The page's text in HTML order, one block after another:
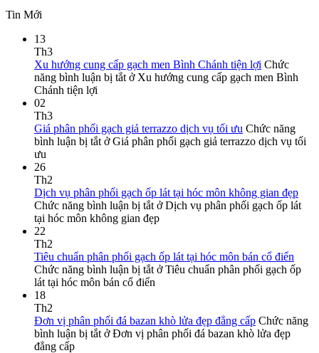
Tin Mới
13
Th3
Xu hướng cung cấp gạch men Bình Chánh tiện lợi Chức
năng bình luận bị tắt ở Xu hướng cung cấp gạch men Bình
Chánh tiện lợi
02
Th3
Giá phân phối gạch giả terrazzo dịch vụ tối ưu Chức năng
bình luận bị tắt ở Giá phân phối gạch giả terrazzo dịch vụ tối
ưu
26
Th2
Dịch vụ phân phối gạch ốp lát tại hóc môn không gian đẹp
Chức năng bình luận bị tắt ở Dịch vụ phân phối gạch ốp lát
tại hóc môn không gian đẹp
22
Th2
Tiêu chuẩn phân phối gạch ốp lát tại hóc môn bán cổ điển
Chức năng bình luận bị tắt ở Tiêu chuẩn phân phối gạch ốp
lát tại hóc môn bán cổ điển
18
Th2
Đơn vị phân phối đá bazan khò lửa đẹp đẳng cấp Chức năng
bình luận bị tắt ở Đơn vị phân phối đá bazan khò lửa đẹp
đẳng cấp